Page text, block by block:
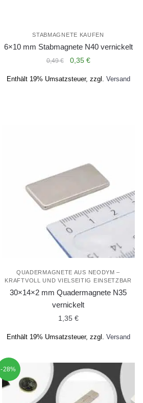
STABMAGNETE KAUFEN
6×10 mm Stabmagnete N40 vernickelt
0,49€
Ursprünglicher
war:
0,35 €Aktueller
ist:
Enthält 19% Umsatzsteuer, zzgl. Versand
QUADERMAGNETE AUS NEODYM –
KRAFTVOLL UND VIELSEITIG EINSETZBAR
30×14×2 mm Quadermagnete N35
vernickelt
1,35 €
Enthält 19% Umsatzsteuer, zzgl. Versand
-28%